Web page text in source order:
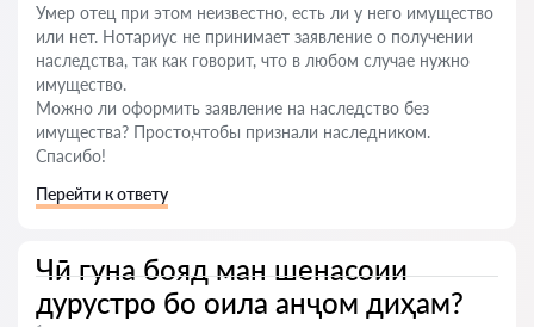
Умер отец при этом неизвестно, есть ли у него имущество
или нет. Нотариус не принимает заявление о получении
наследства, так как говорит, что в любом случае нужно
имущество.
Можно ли оформить заявление на наследство без
имущества? Просто,чтобы признали наследником.
Спасибо!
Перейти к ответу
Чӣ гуна бояд ман шенасоии
дурустро бо оила анҷом диҳам?